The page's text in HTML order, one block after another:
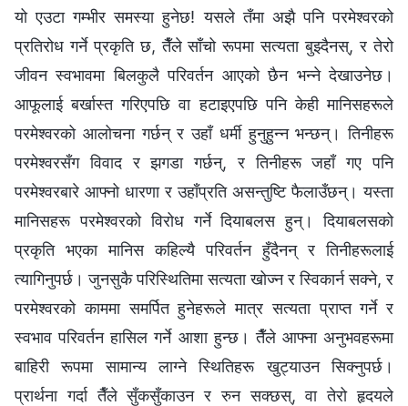
यो एउटा गम्भीर समस्या हुनेछ! यसले तँमा अझै पनि परमेश्‍वरको
प्रतिरोध गर्ने प्रकृति छ, तैँले साँचो रूपमा सत्यता बुझ्दैनस्, र तेरो
जीवन स्वभावमा बिलकुलै परिवर्तन आएको छैन भन्‍ने देखाउनेछ।
आफूलाई बर्खास्त गरिएपछि वा हटाइएपछि पनि केही मानिसहरूले
परमेश्‍वरको आलोचना गर्छन् र उहाँ धर्मी हुनुहुन्‍न भन्छन्। तिनीहरू
परमेश्‍वरसँग विवाद र झगडा गर्छन्, र तिनीहरू जहाँ गए पनि
परमेश्‍वरबारे आफ्नो धारणा र उहाँप्रति असन्तुष्टि फैलाउँछन्। यस्ता
मानिसहरू परमेश्‍वरको विरोध गर्ने दियाबलस हुन्। दियाबलसको
प्रकृति भएका मानिस कहिल्यै परिवर्तन हुँदैनन् र तिनीहरूलाई
त्यागिनुपर्छ। जुनसुकै परिस्थितिमा सत्यता खोज्न र स्विकार्न सक्‍ने, र
परमेश्‍वरको काममा समर्पित हुनेहरूले मात्र सत्यता प्राप्त गर्ने र
स्वभाव परिवर्तन हासिल गर्ने आशा हुन्छ। तैँले आफ्ना अनुभवहरूमा
बाहिरी रूपमा सामान्य लाग्‍ने स्थितिहरू खुट्याउन सिक्‍नुपर्छ।
प्रार्थना गर्दा तैँले सुँकसुँकाउन र रुन सक्छस्, वा तेरो हृदयले